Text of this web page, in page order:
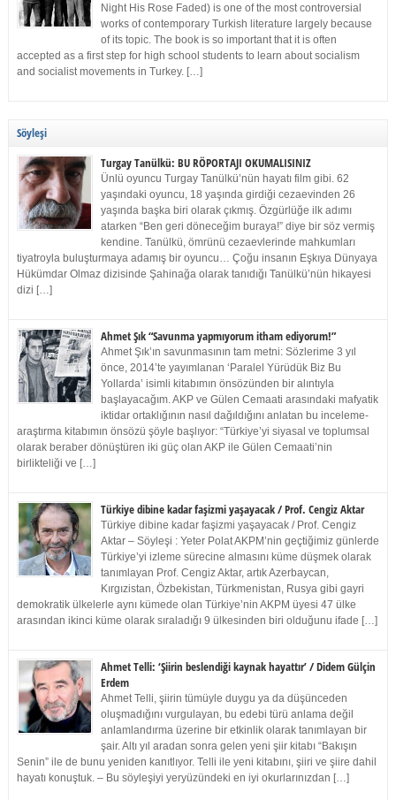
Night His Rose Faded) is one of the most controversial
works of contemporary Turkish literature largely because
of its topic. The book is so important that it is often
accepted as a first step for high school students to learn about socialism
and socialist movements in Turkey. […]
Söyleşi
Turgay Tanülkü: BU RÖPORTAJI OKUMALISINIZ
Ünlü oyuncu Turgay Tanülkü’nün hayatı film gibi. 62
yaşındaki oyuncu, 18 yaşında girdiği cezaevinden 26
yaşında başka biri olarak çıkmış. Özgürlüğe ilk adımı
atarken “Ben geri döneceğim buraya!” diye bir söz vermiş
kendine. Tanülkü, ömrünü cezaevlerinde mahkumları
tiyatroyla buluşturmaya adamış bir oyuncu… Çoğu insanın Eşkıya Dünyaya
Hükümdar Olmaz dizisinde Şahinağa olarak tanıdığı Tanülkü’nün hikayesi
dizi […]
Ahmet Şık “Savunma yapmıyorum itham ediyorum!”
Ahmet Şık’ın savunmasının tam metni: Sözlerime 3 yıl
önce, 2014’te yayımlanan ‘Paralel Yürüdük Biz Bu
Yollarda’ isimli kitabımın önsözünden bir alıntıyla
başlayacağım. AKP ve Gülen Cemaati arasındaki mafyatik
iktidar ortaklığının nasıl dağıldığını anlatan bu inceleme-
araştırma kitabımın önsözü şöyle başlıyor: “Türkiye’yi siyasal ve toplumsal
olarak beraber dönüştüren iki güç olan AKP ile Gülen Cemaati’nin
birlikteliği ve […]
Türkiye dibine kadar faşizmi yaşayacak / Prof. Cengiz Aktar
Türkiye dibine kadar faşizmi yaşayacak / Prof. Cengiz
Aktar – Söyleşi : Yeter Polat AKPM’nin geçtiğimiz günlerde
Türkiye’yi izleme sürecine almasını küme düşmek olarak
tanımlayan Prof. Cengiz Aktar, artık Azerbaycan,
Kırgızistan, Özbekistan, Türkmenistan, Rusya gibi gayri
demokratik ülkelerle aynı kümede olan Türkiye’nin AKPM üyesi 47 ülke
arasından ikinci küme olarak sıraladığı 9 ülkesinden biri olduğunu ifade […]
Ahmet Telli: ‘Şiirin beslendiği kaynak hayattır’ / Didem Gülçin
Erdem
Ahmet Telli, şiirin tümüyle duygu ya da düşünceden
oluşmadığını vurgulayan, bu edebi türü anlama değil
anlamlandırma üzerine bir etkinlik olarak tanımlayan bir
şair. Altı yıl aradan sonra gelen yeni şiir kitabı “Bakışın
Senin” ile de bunu yeniden kanıtlıyor. Telli ile yeni kitabını, şiiri ve şiire dahil
hayatı konuştuk. – Bu söyleşiyi yeryüzündeki en iyi okurlarınızdan […]